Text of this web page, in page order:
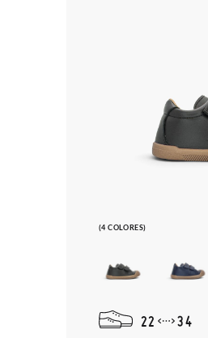
(4 COLORES)
22
34